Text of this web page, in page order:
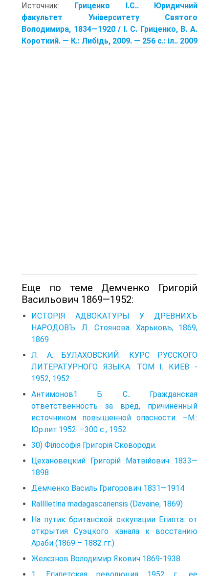
Источник: Гриценко І.С.. Юридичний
факультет Університету Святого
Володимира, 1834—1920 / І. С. Гриценко, В. А.
Короткий. — К.: Либідь, 2009. — 256 с.: іл.. 2009
Еще по теме Демченко Григорій
Васильович 1869—1952:
ИСТОРІЯ АДВОКАТУРЫ У ДРЕВНИХЪ
НАРОДОВЪ. Л. Стоянова. Харьковъ, 1869,
1869
Л. А. БУЛАХОВСКИЙ. КУРС РУССКОГО
ЛИТЕРАТУРНОГО ЯЗЫКА. ТОМ I. КИЕВ -
1952, 1952
Антимонов1 Б. С.. Гражданская
ответственность за вред, причиненный
источником повышенной опасности. –М.:
Юр.лит.1952. –300 с., 1952
30) Філософія Григорія Сковороди.
Цехановецкий Григорій Матвійович 1833—
1898
Демченко Василь Григорович 1831—1914
Ralllletlna madagascariensis (Davaine, 1869)
На путик британской оккупации Египта: от
открытия Суэцкого канала к восстанию
Араби (1869 – 1882 гг.)
Желєзнов Володимир Якович 1869-1938
1. Египетская революция 1952 г., ее